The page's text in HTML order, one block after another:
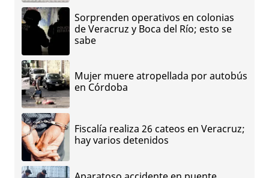
Sorprenden operativos en colonias
de Veracruz y Boca del Río; esto se
sabe
Mujer muere atropellada por autobús
en Córdoba
Fiscalía realiza 26 cateos en Veracruz;
hay varios detenidos